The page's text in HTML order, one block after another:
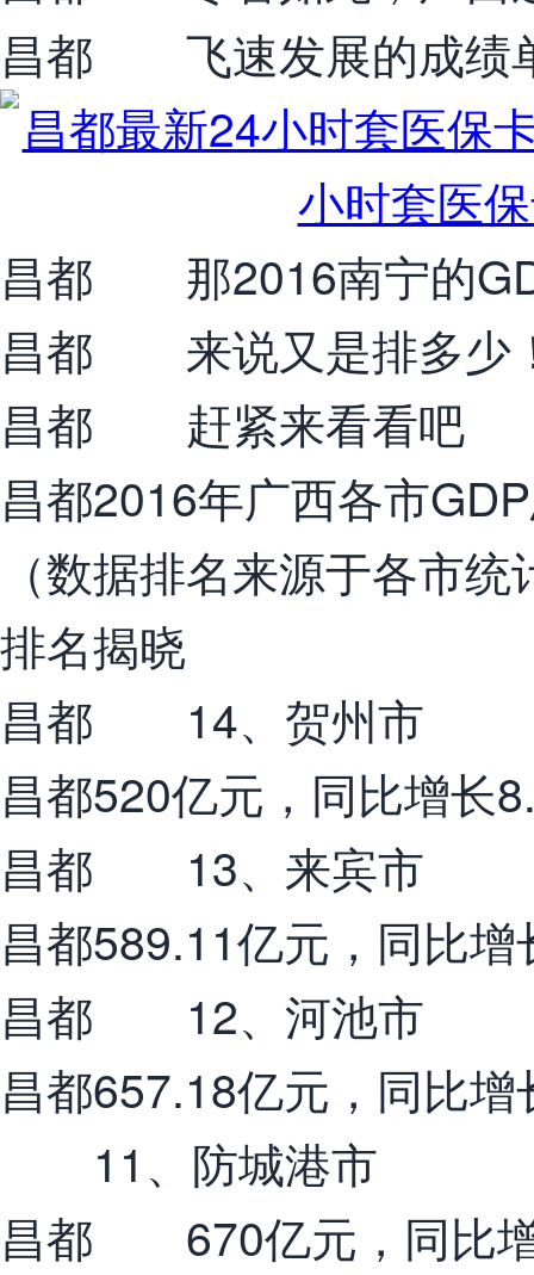
昌都 飞速发展的成绩
昌都 那2016南宁的
昌都 来说又是排多少
昌都 赶紧来看看吧
昌都2016年广西各市
（数据排名来源于各市
排名揭晓
昌都 14、贺州市
昌都520亿元，同比增长
昌都 13、来宾市
昌都589.11亿元，同比
昌都 12、河池市
昌都657.18亿元，同比
11、防城港市
昌都 670亿元，同比增